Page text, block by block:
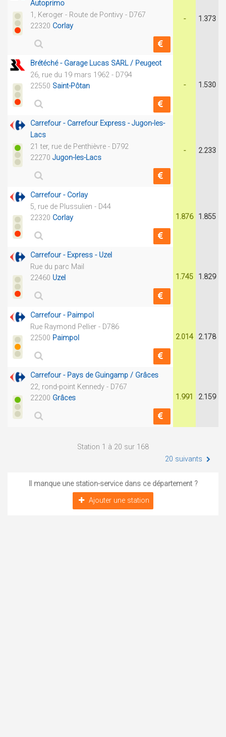
Autoprimo
1, Keroger - Route de Pontivy - D767
22320 Corlay
- 1.373
Brétéché - Garage Lucas SARL / Peugeot
26, rue du 19 mars 1962 - D794
22550 Saint-Pôtan - 1.530
Carrefour - Carrefour Express - Jugon-les-
Lacs
21 ter, rue de Penthièvre - D792
22270 Jugon-les-Lacs
- 2.233
Carrefour - Corlay
5, rue de Plussulien - D44
22320 Corlay 1.876 1.855
Carrefour - Express - Uzel
Rue du parc Mail
22460 Uzel 1.745 1.829
Carrefour - Paimpol
Rue Raymond Pellier - D786
22500 Paimpol 2.014 2.178
Carrefour - Pays de Guingamp / Grâces
22, rond-point Kennedy - D767
22200 Grâces 1.991 2.159
Station 1 à 20 sur 168
20 suivants
Il manque une station-service dans ce département ?
Ajouter une station